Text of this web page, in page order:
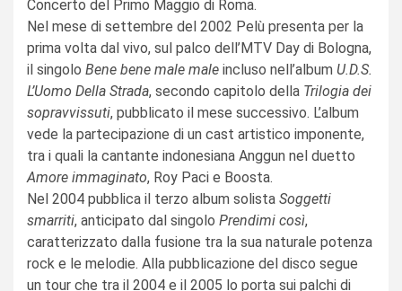
Concerto del Primo Maggio di Roma.
Nel mese di settembre del 2002 Pelù presenta per la
prima volta dal vivo, sul palco dell’MTV Day di Bologna,
il singolo Bene bene male male incluso nell’album U.D.S.
L’Uomo Della Strada, secondo capitolo della Trilogia dei
sopravvissuti, pubblicato il mese successivo. L’album
vede la partecipazione di un cast artistico imponente,
tra i quali la cantante indonesiana Anggun nel duetto
Amore immaginato, Roy Paci e Boosta.
Nel 2004 pubblica il terzo album solista Soggetti
smarriti, anticipato dal singolo Prendimi così,
caratterizzato dalla fusione tra la sua naturale potenza
rock e le melodie. Alla pubblicazione del disco segue
un tour che tra il 2004 e il 2005 lo porta sui palchi di